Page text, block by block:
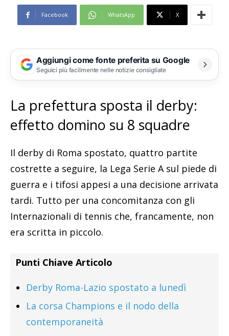
Facebook WhatsApp X
Aggiungi come fonte preferita su Google
Seguici più facilmente nelle notizie consigliate
La prefettura sposta il derby:
effetto domino su 8 squadre
Il derby di Roma spostato, quattro partite
costrette a seguire, la Lega Serie A sul piede di
guerra e i tifosi appesi a una decisione arrivata
tardi. Tutto per una concomitanza con gli
Internazionali di tennis che, francamente, non
era scritta in piccolo.
Punti Chiave Articolo
Derby Roma-Lazio spostato a lunedì
La corsa Champions e il nodo della
contemporaneità